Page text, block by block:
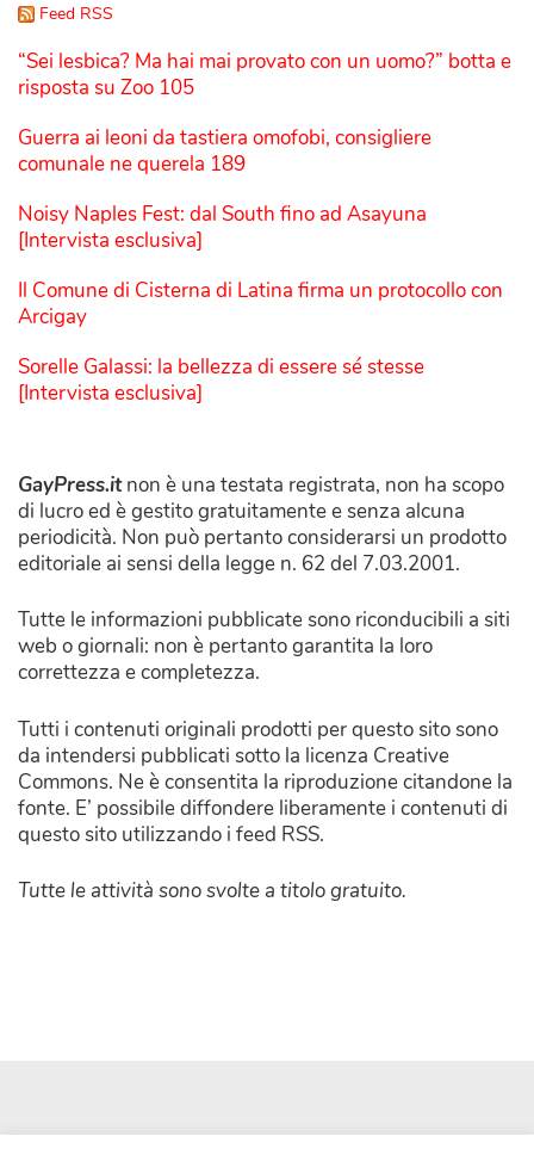
Feed RSS
“Sei lesbica? Ma hai mai provato con un uomo?” botta e
risposta su Zoo 105
Guerra ai leoni da tastiera omofobi, consigliere
comunale ne querela 189
Noisy Naples Fest: dal South fino ad Asayuna
[Intervista esclusiva]
Il Comune di Cisterna di Latina firma un protocollo con
Arcigay
Sorelle Galassi: la bellezza di essere sé stesse
[Intervista esclusiva]
GayPress.itnon è una testata registrata, non ha scopo
di lucro ed è gestito gratuitamente e senza alcuna
periodicità. Non può pertanto considerarsi un prodotto
editoriale ai sensi della legge n. 62 del 7.03.2001.
Tutte le informazioni pubblicate sono riconducibili a siti
web o giornali: non è pertanto garantita la loro
correttezza e completezza.
Tutti i contenuti originali prodotti per questo sito sono
da intendersi pubblicati sotto la licenza Creative
Commons. Ne è consentita la riproduzione citandone la
fonte. E’ possibile diffondere liberamente i contenuti di
questo sito utilizzando i feed RSS.
Tutte le attività sono svolte a titolo gratuito.